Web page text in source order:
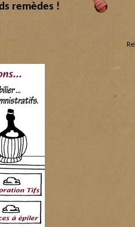
remèdes !